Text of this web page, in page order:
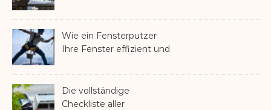
Verlust eines geliebten
Menschen helfen können
Wie ein Fensterputzer
Ihre Fenster effizient und
Die vollständige
Checkliste aller